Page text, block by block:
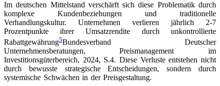
Im deutschen Mittelstand verschärft sich diese Problematik durch
komplexe Kundenbeziehungen und traditionelle
Verhandlungskultur. Unternehmen verlieren jährlich 2-7
Prozentpunkte ihrer Umsatzrendite durch unkontrollierte
Rabattgewährung5Bundesverband Deutscher
Unternehmensberatungen, Preismanagement im
Investitionsgüterbereich, 2024, S.4. Diese Verluste entstehen nicht
durch bewusste strategische Entscheidungen, sondern durch
systemische Schwächen in der Preisgestaltung.